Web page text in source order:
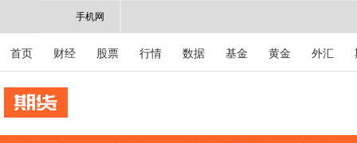
手机网
首页 财经 股票 行情 数据 基金 黄金 外汇